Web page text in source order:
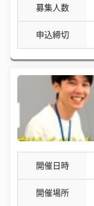
募集人数
申込締切
開催日時
開催場所